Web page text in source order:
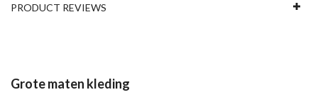
PRODUCT REVIEWS
Grote maten kleding